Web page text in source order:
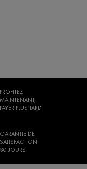
PROFITEZ
MAINTENANT,
PAYER PLUS TARD
GARANTIE DE
SATISFACTION
30 JOURS